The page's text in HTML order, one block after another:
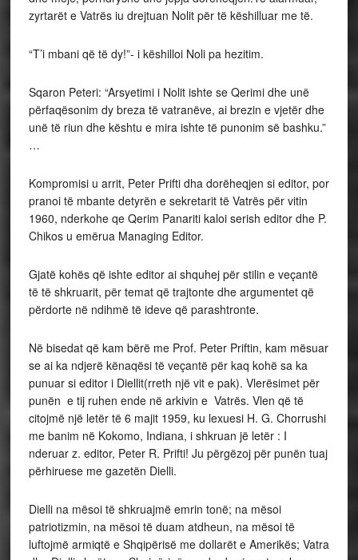
zyrtarët e Vatrës iu drejtuan Nolit për të këshilluar me të.
“T’i mbani që të dy!”- i këshilloi Noli pa hezitim.
Sqaron Peteri: “Arsyetimi i Nolit ishte se Qerimi dhe unë
përfaqësonim dy breza të vatranëve, ai brezin e vjetër dhe
unë të riun dhe kështu e mira ishte të punonim së bashku.”
…
Kompromisi u arrit, Peter Prifti dha dorëheqjen si editor, por
pranoi të mbante detyrën e sekretarit të Vatrës për vitin
1960, nderkohe qe Qerim Panariti kaloi serish editor dhe P.
Chikos u emërua Managing Editor.
Gjatë kohës që ishte editor ai shquhej për stilin e veçantë
të të shkruarit, për temat që trajtonte dhe argumentet që
përdorte në ndihmë të ideve që parashtronte.
Në bisedat që kam bërë me Prof. Peter Priftin, kam mësuar
se ai ka ndjerë kënaqësi të veçantë për kaq kohë sa ka
punuar si editor i Diellit(rreth një vit e pak). Vlerësimet për
punën e tij ruhen ende në arkivin e Vatrës. Vlen që të
citojmë një letër të 6 majit 1959, ku lexuesi H. G. Chorrushi
me banim në Kokomo, Indiana, i shkruan jë letër : I
nderuar z. editor, Peter R. Prifti! Ju përgëzoj për punën tuaj
përhiruese me gazetën Dielli.
Dielli na mësoi të shkruajmë emrin tonë; na mësoi
patriotizmin, na mësoi të duam atdheun, na mësoi të
luftojmë armiqtë e Shqipërisë me dollarët e Amerikës; Vatra